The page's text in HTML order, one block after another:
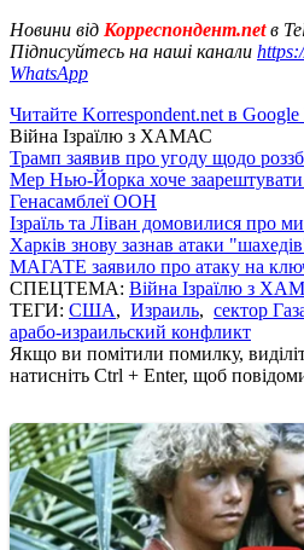
Новини від Корреспондент.netв
Підписуйтесь на наші канали
WhatsApp
Читайте Korrespondent.net в
Війна Ізраїлю з ХАМАС
Трамп заявив про угоду щодо
Мер Нью-Йорка хоче заарештувати
Генасамблеї ООН
Ізраїль та Ліван домовилися про
Харків знову зазнав атаки
МАГАТЕ заявило про атаку на
СПЕЦТЕМА: Війна Ізраїлю з
ТЕГИ: США, Израиль, сектор
арабо-израильский конфликт
Якщо ви помітили помилку,
натисніть Ctrl + Enter, щоб